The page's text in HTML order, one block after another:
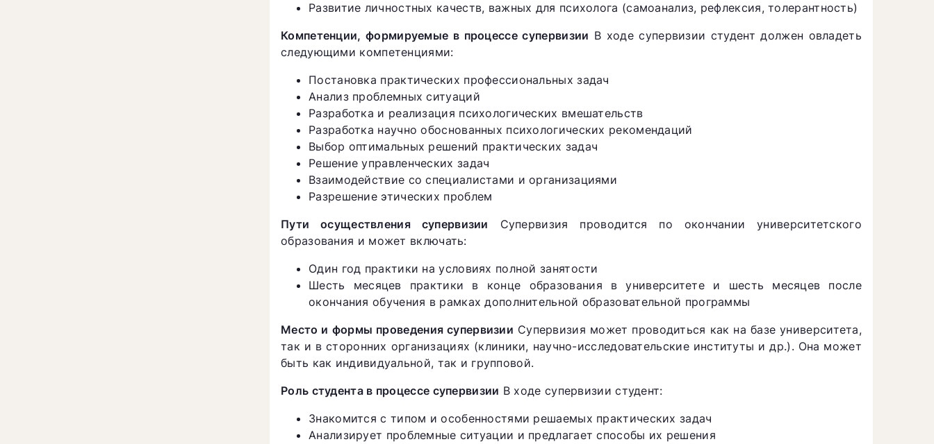
Развитие личностных качеств, важных для психолога (самоанализ, рефлексия, толерантность)
Компетенции, формируемые в процессе супервизии В ходе супервизии студент должен овладеть
следующими компетенциями:
Постановка практических профессиональных задач
Анализ проблемных ситуаций
Разработка и реализация психологических вмешательств
Разработка научно обоснованных психологических рекомендаций
Выбор оптимальных решений практических задач
Решение управленческих задач
Взаимодействие со специалистами и организациями
Разрешение этических проблем
Пути осуществления супервизии Супервизия проводится по окончании университетского
образования и может включать:
Один год практики на условиях полной занятости
Шесть месяцев практики в конце образования в университете и шесть месяцев после
окончания обучения в рамках дополнительной образовательной программы
Место и формы проведения супервизии Супервизия может проводиться как на базе университета,
так и в сторонних организациях (клиники, научно-исследовательские институты и др.). Она может
быть как индивидуальной, так и групповой.
Роль студента в процессе супервизии В ходе супервизии студент:
Знакомится с типом и особенностями решаемых практических задач
Анализирует проблемные ситуации и предлагает способы их решения